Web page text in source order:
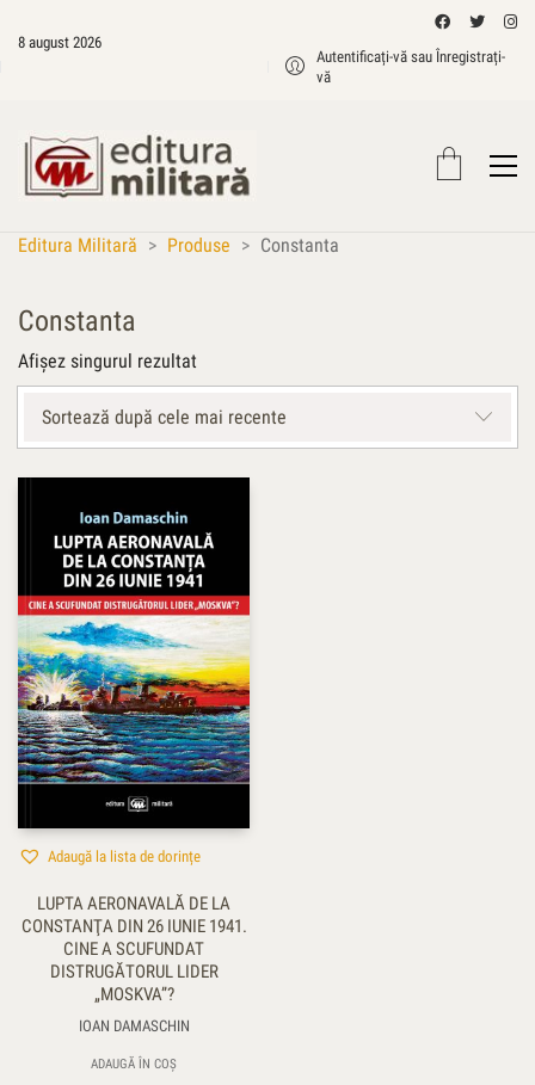
8 august 2026
Autentificați-vă sau Înregistrați-
vă
Editura Militară > Produse > Constanta
Constanta
Afișez singurul rezultat
Sortează după cele mai recente
Adaugă la lista de dorințe
LUPTA AERONAVALĂ DE LA
CONSTANŢA DIN 26 IUNIE 1941.
CINE A SCUFUNDAT
DISTRUGĂTORUL LIDER
„MOSKVA”?
IOAN DAMASCHIN
ADAUGĂ ÎN COȘ